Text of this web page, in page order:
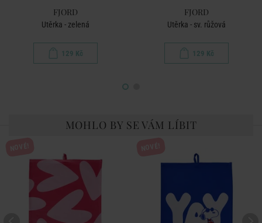
FJORD
Utěrka - zelená
129 Kč
FJORD
Utěrka - sv. růžová
129 Kč
MOHLO BY SE VÁM LÍBIT